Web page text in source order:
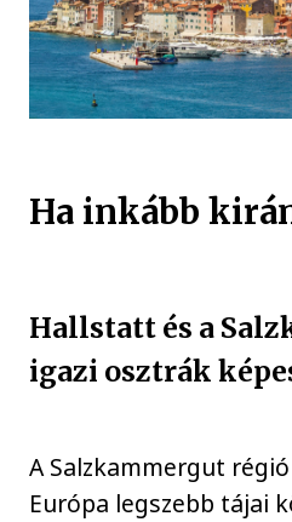
Ha inkább
Hallstatt és a
igazi osztrák
A Salzkammergut
Európa legszebb tájai